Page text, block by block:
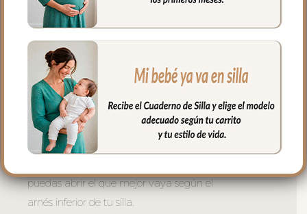
el respaldo hasta pasar a la parte
posterior y se abrochan entre ellas.
Las aberturas verticales en el respaldo y
ojales en el culete son aptas para la salida
de arenes de todo tipo de sillas.
Abertura en el centro de la funda para
permitir plegar las sillas que tienen cierre
de libro.
puedas abrir el que mejor vaya según el
arnés inferior de tu silla.